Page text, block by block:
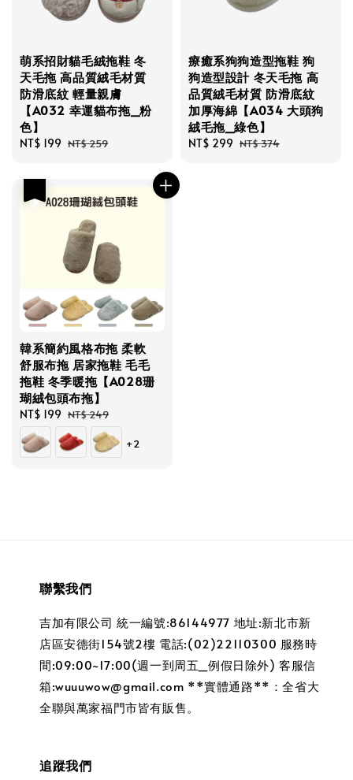
萌系招財貓毛絨拖鞋 冬
天毛拖 高品質絨毛材質
防滑底紋 輕量親膚
【A032 幸運貓布拖_粉
色】
Sale
NT$ 199 Regular
NT$ 259
療癒系狗狗造型拖鞋 狗
狗造型設計 冬天毛拖 高
品質絨毛材質 防滑底紋
加厚海綿【A034 大頭狗
絨毛拖_綠色】
Sale
NT$ 299 Regular
NT$ 374
韓系簡約風格布拖 柔軟
舒服布拖 居家拖鞋 毛毛
拖鞋 冬季暖拖【A028珊
瑚絨包頭布拖】
Sale
price
NT$ 199 Regular
price
NT$ 249
+2
聯繫我們
吉加有限公司 統一編號:86144977 地址:新北市新
店區安德街154號2樓 電話:(02)22110300 服務時
間:09:00~17:00(週一到周五_例假日除外) 客服信
箱:wuuuwow@gmail.com **實體通路**：全省大
全聯與萬家福門市皆有販售。
追蹤我們